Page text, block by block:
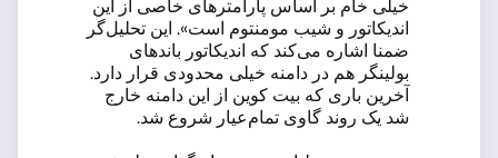
خیلی خام بر اساس پارامترهای خاصی از این
اندیکاتور و شیب مومنتوم است». این تحلیل‌گر
ضمنا اشاره می‌کند که اندیکاتور باندهای
بولینگر هم در دامنه خیلی محدودی قرار دارد.
آخرین باری که بیت کوین از این دامنه خارج
شد یک روند گاوی تمام‌عیار شروع شد.